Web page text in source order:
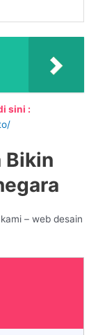
sini :
Bikin
– web desain